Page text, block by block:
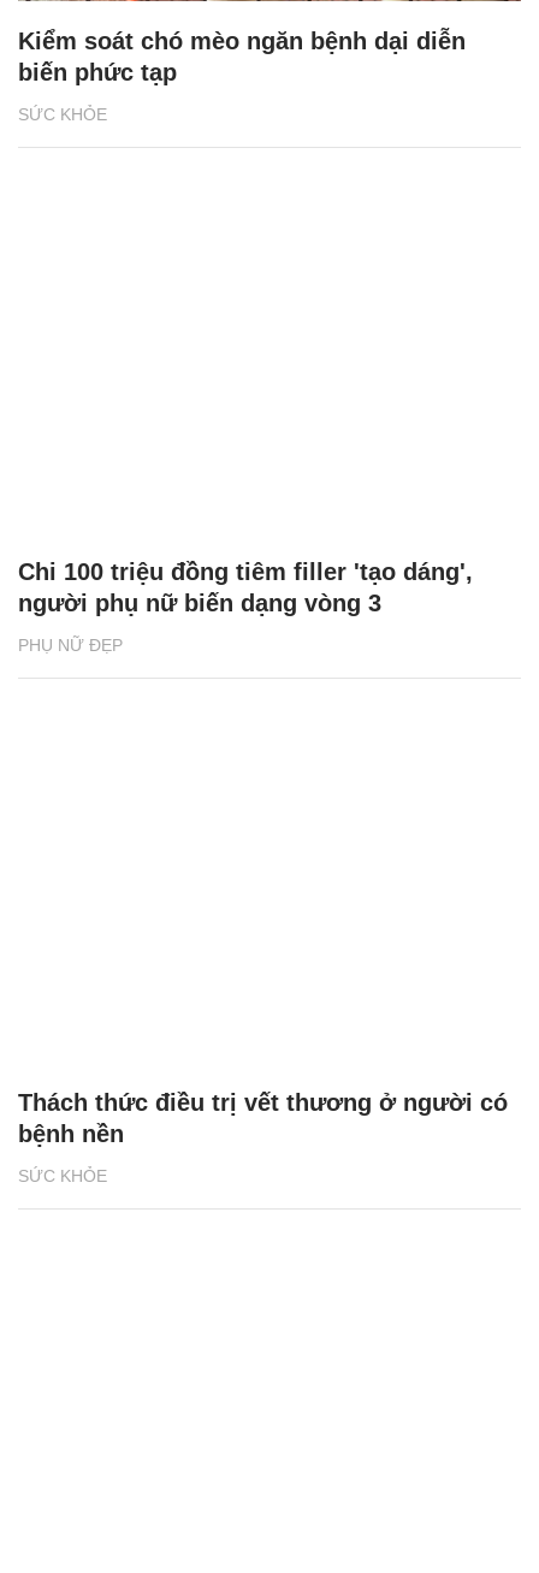
SỨC KHỎE
Kiểm soát chó mèo ngăn bệnh dại diễn
biến phức tạp
PHỤ NỮ ĐẸP
Chi 100 triệu đồng tiêm filler 'tạo dáng',
người phụ nữ biến dạng vòng 3
SỨC KHỎE
Thách thức điều trị vết thương ở người có
bệnh nền